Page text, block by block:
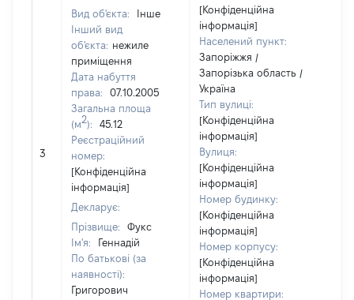
3
Вид об'єкта:
Інше
Інший вид
об'єкта: нежиле
приміщення
Дата набуття
права:
07.10.2005
Загальна площа
(м2):
45.12
Реєстраційний
номер:
[Конфіденційна
інформація]
Декларує:
Прізвище:
Фукс
Ім'я:
Геннадій
По батькові (за
наявності):
Григорович
[Конфіденційна
інформація]
Населений пункт:
Запоріжжя /
Запорізька область /
Україна
Тип вулиці:
[Конфіденційна
інформація]
Вулиця:
[Конфіденційна
інформація]
Номер будинку:
[Конфіденційна
інформація]
Номер корпусу:
[Конфіденційна
інформація]
Номер квартири: